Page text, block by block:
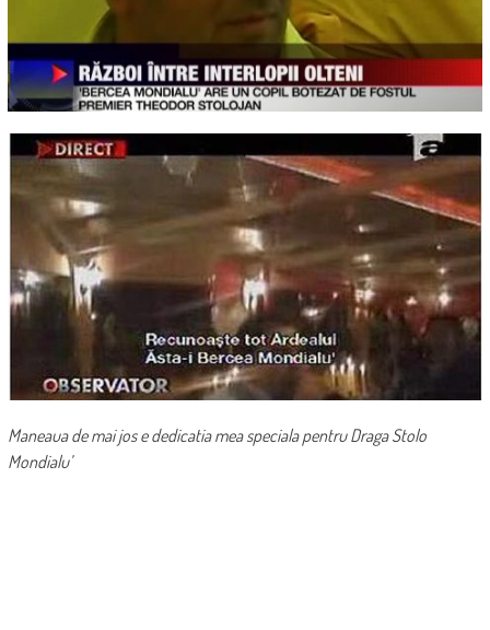
Maneaua de mai jos e dedicatia mea speciala pentru Draga Stolo
Mondialu’